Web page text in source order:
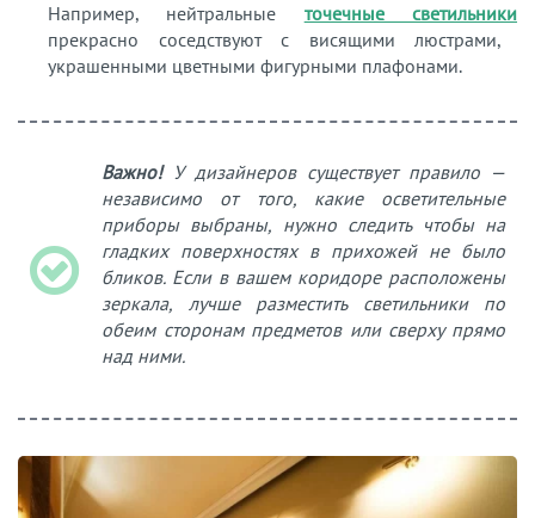
Например, нейтральные точечные светильники
прекрасно соседствуют с висящими люстрами,
украшенными цветными фигурными плафонами.
Важно!У дизайнеров существует правило —
независимо от того, какие осветительные
приборы выбраны, нужно следить чтобы на
гладких поверхностях в прихожей не было
бликов. Если в вашем коридоре расположены
зеркала, лучше разместить светильники по
обеим сторонам предметов или сверху прямо
над ними.